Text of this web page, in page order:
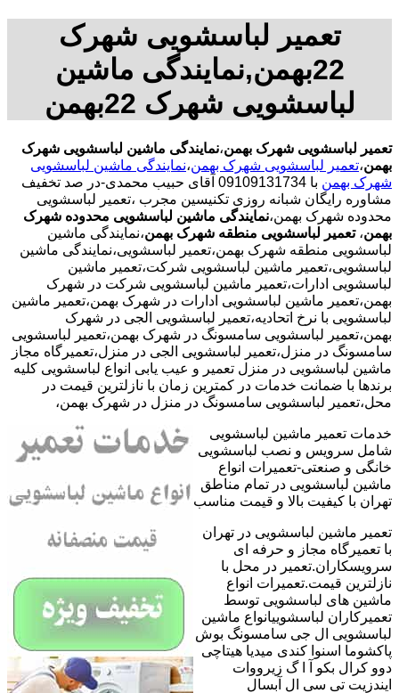
تعمیر لباسشویی شهرک
22بهمن,نمایندگی ماشین
لباسشویی شهرک 22بهمن
تعمیر لباسشویی شهرک بهمن،نمایندگی ماشین لباسشویی شهرک
بهمن،تعمیر لباسشویی شهرک بهمن،نمایندگی ماشین لباسشویی
شهرک بهمن با
09109131734 آقای حبیب محمدی-در صد تخفیف
مشاوره رایگان شبانه روزی تکنیسین مجرب ،تعمیر لباسشویی
محدوده شهرک بهمن،نمایندگی ماشین لباسشویی محدوده شهرک
بهمن، تعمیر لباسشویی منطقه شهرک بهمن،نمایندگی ماشین
لباسشویی منطقه شهرک بهمن،تعمیر لباسشویی،نمایندگی ماشین
لباسشویی،تعمیر ماشین لباسشویی شرکت،تعمیر ماشین
لباسشویی ادارات،تعمیر ماشین لباسشویی شرکت در شهرک
بهمن،تعمیر ماشین لباسشویی ادارات در شهرک بهمن،تعمیر ماشین
لباسشویی با نرخ اتحادیه،تعمیر لباسشویی الجی در شهرک
بهمن،تعمیر لباسشویی سامسونگ در شهرک بهمن،تعمیر لباسشویی
سامسونگ در منزل،تعمیر لباسشویی الجی در منزل،تعمیرگاه مجاز
ماشین لباسشویی در منزل تعمیر و عیب یابی انواع لباسشویی کلیه
برندها با ضمانت خدمات در کمترین زمان با نازلترین قیمت در
محل،تعمیر لباسشویی سامسونگ در منزل در شهرک بهمن،
خدمات تعمیر ماشین لباسشویی
شامل سرویس و نصب لباسشویی
خانگی و صنعتی-تعمیرات انواع
ماشین لباسشویی در تمام مناطق
تهران با کیفیت بالا و قیمت مناسب
تعمیر ماشین لباسشویی در تهران
با تعمیرگاه مجاز و حرفه ای
سرویسکاران.تعمیر در محل با
نازلترین قیمت.تعمیرات انواع
ماشین های لباسشویی توسط
تعمیرکاران لباسشوییانواع ماشین
لباسشویی ال جی سامسونگ بوش
پاکشوما اسنوا کندی میدیا هیتاچی
دوو کرال بکو آ ا گ زیرووات
ایندزیت تی سی ال آبسال